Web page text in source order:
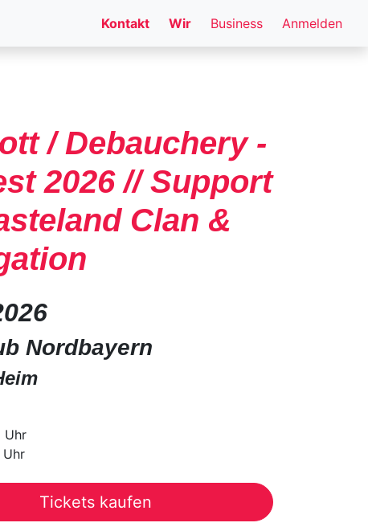
Kontakt Wir Business Anmelden
/ Debauchery -
2026 // Support
Clan &
Nordbayern
Uhr
Uhr
Tickets kaufen